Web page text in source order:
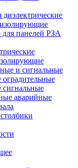
панелей РЗА
и сигнальные
аварийные